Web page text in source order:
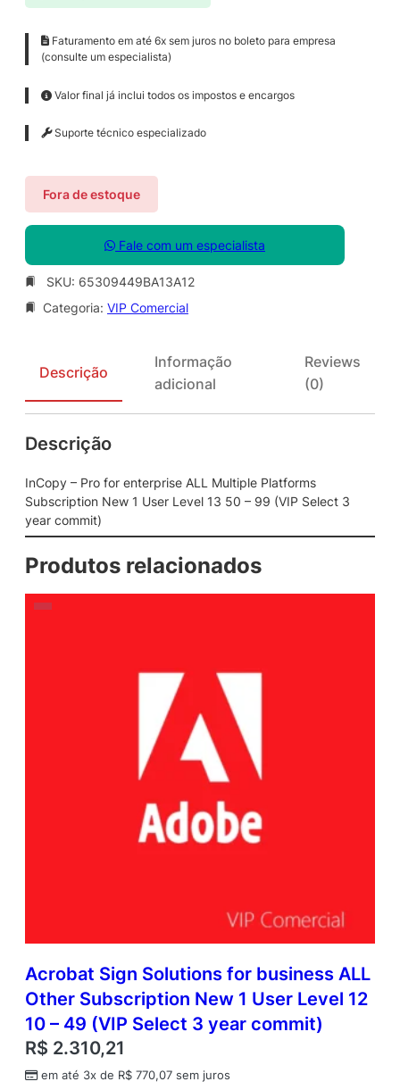
Faturamento em até 6x sem juros no boleto para empresa
(consulte um especialista)
Valor final já inclui todos os impostos e encargos
Suporte técnico especializado
Fora de estoque
Fale com um especialista
SKU: 65309449BA13A12
Categoria: VIP Comercial
Descrição
Informação
adicional
Reviews
(0)
Descrição
InCopy – Pro for enterprise ALL Multiple Platforms
Subscription New 1 User Level 13 50 – 99 (VIP Select 3
year commit)
Produtos relacionados
Acrobat Sign Solutions for business ALL
Other Subscription New 1 User Level 12
10 – 49 (VIP Select 3 year commit)
R$ 2.310,21
em até 3x de R$ 770,07 sem juros